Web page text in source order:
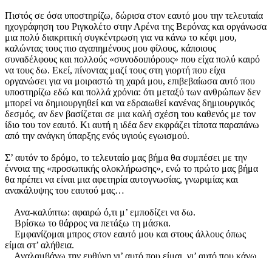
Πιστός σε όσα υποστηρίζω, δώρισα στον εαυτό μου την τελευταία
ηχογράφηση του Ριγκολέτο στην Αρένα της Βερόνας και οργάνωσα
μια πολύ διακριτική συγκέντρωση για να κάνω το κέφι μου,
καλώντας τους πιο αγαπημένους μου φίλους, κάποιους
συναδέλφους και πολλούς «συνοδοιπόρους» που είχα πολύ καιρό
να τους δω. Εκεί, πίνοντας μαζί τους στη γιορτή που είχα
οργανώσει για να μοιραστώ τη χαρά μου, επιβεβαίωσα αυτό που
υποστηρίζω εδώ και πολλά χρόνια: ότι μεταξύ των ανθρώπων δεν
μπορεί να δημιουργηθεί και να εδραιωθεί κανένας δημιουργικός
δεσμός, αν δεν βασίζεται σε μια καλή σχέση του καθενός με τον
ίδιο του τον εαυτό. Κι αυτή η ιδέα δεν εκφράζει τίποτα παραπάνω
από την ανάγκη ύπαρξης ενός υγιούς εγωισμού.
Σ’ αυτόν το δρόμο, το τελευταίο μας βήμα θα συμπέσει με την
έννοια της «προσωπικής ολοκλήρωσης», ενώ το πρώτο μας βήμα
θα πρέπει να είναι μια αφετηρία αυτογνωσίας, γνωριμίας και
ανακάλυψης του εαυτού μας…
Ανα-καλύπτω: αφαιρώ ό,τι μ’ εμποδίζει να δω.
Βρίσκω το θάρρος να πετάξω τη μάσκα.
Εμφανίζομαι μπρος στον εαυτό μου και στους άλλους όπως
είμαι στ’ αλήθεια.